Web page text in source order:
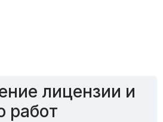
лицензии и
работ